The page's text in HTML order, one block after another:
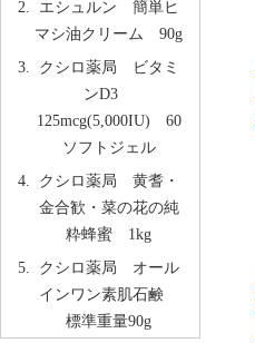
エシュルン 簡単ヒ
マシ油クリーム 90g
クシロ薬局 ビタミ
ンD3
125mcg(5,000IU) 60
ソフトジェル
クシロ薬局 黄耆・
金合歓・菜の花の純
粋蜂蜜 1kg
クシロ薬局 オール
インワン素肌石鹸
標準重量90g